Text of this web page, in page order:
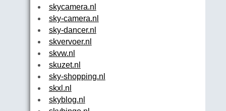
skycamera.nl
sky-camera.nl
sky-dancer.nl
skvervoer.nl
skvw.nl
skuzet.nl
sky-shopping.nl
skxl.nl
skyblog.nl